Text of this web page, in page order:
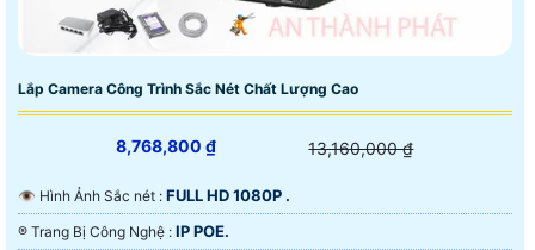
Lắp Camera Công Trình Sắc Nét Chất Lượng Cao
8,768,800 ₫ 13,160,000 ₫
👁 Hình Ảnh Sắc nét : FULL HD 1080P .
®️ Trang Bị Công Nghệ : IP POE.